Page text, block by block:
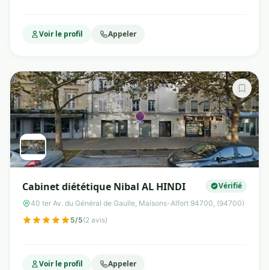
Voir le profil Appeler
Cabinet diététique Nibal AL HINDI Vérifié
40 ter Av. du Général de Gaulle, Maisons-Alfort 94700, (94700)
5/5(2 avis)
Voir le profil Appeler